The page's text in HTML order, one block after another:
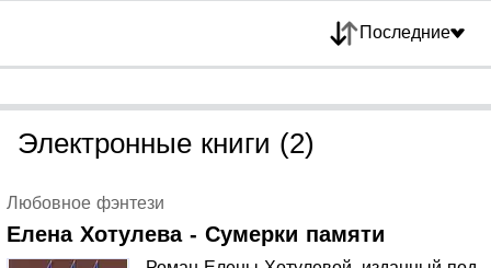
Последние
Электронные книги (2)
Любовное фэнтези
Елена Хотулева - Сумерки памяти